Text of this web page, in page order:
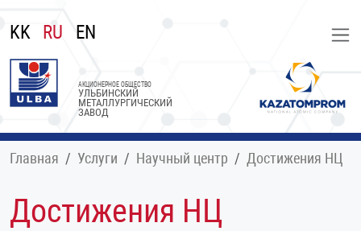
KK RU EN
УЛЬБИНСКИЙ
МЕТАЛЛУРГИЧЕСКИЙ
ЗАВОД
АКЦИОНЕРНОЕ ОБЩЕСТВО
Главная Услуги Научный центр Достижения НЦ
Достижения НЦ